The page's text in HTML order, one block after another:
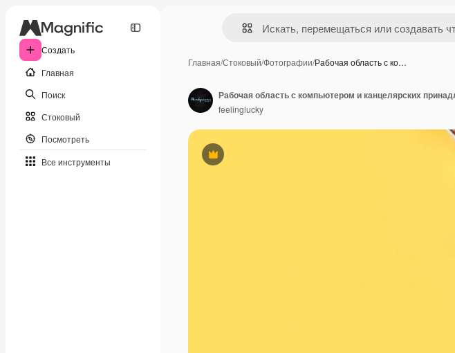
Создать
Главная
Поиск
Стоковый
Посмотреть
Все инструменты
Главная/Стоковый/Фотографии/Рабочая область с ко…
Премиум
feelinglucky